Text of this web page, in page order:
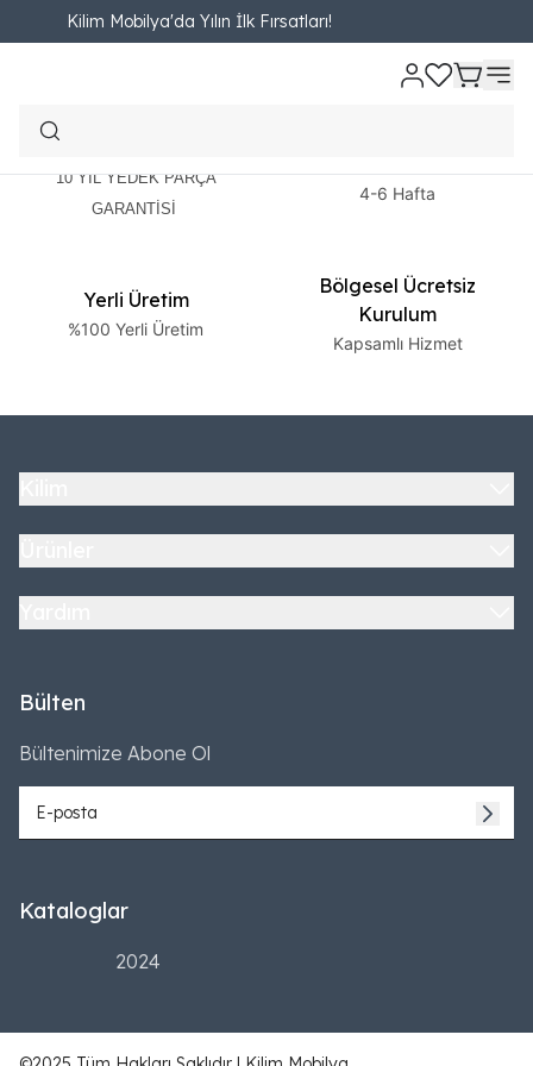
Kilim Mobilya'da Yılın İlk Fırsatları!
10 YIL YEDEK PARÇA
GARANTİSİ
4-6 Hafta
Yerli Üretim
%100 Yerli Üretim
Bölgesel Ücretsiz
Kurulum
Kapsamlı Hizmet
Kataloglar
2024
Bülten
Bültenimize Abone Ol